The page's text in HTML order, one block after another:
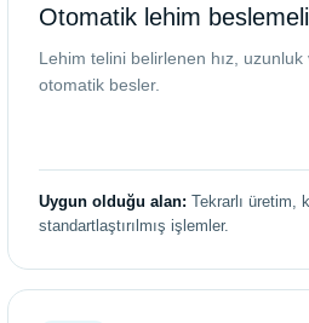
Otomatik lehim
Lehim telini belirlenen hız,
otomatik besler.
Uygun olduğu alan: Tekrarlı üretim,
standartlaştırılmış işlemler.